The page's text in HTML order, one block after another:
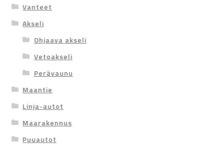
Vanteet
Akseli
Ohjaava akseli
Vetoakseli
Perävaunu
Maantie
Linja-autot
Maarakennus
Puuautot